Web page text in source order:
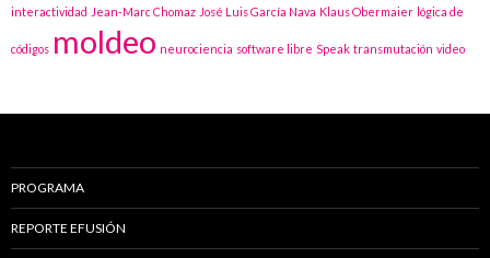
interactividad Jean-Marc Chomaz José Luis García Nava Klaus Obermaier lógica de
códigos moldeo neurociencia software libre Speak transmutación video
PROGRAMA
REPORTE EFUSIÓN